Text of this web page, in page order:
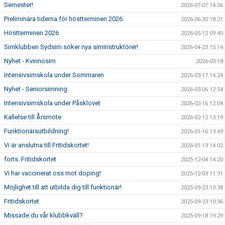
Semester! 2026-07-07 14:06
Preliminära tiderna för höstterminen 2026. 2026-06-30 18:21
Höstterminen 2026 2026-05-12 09:40
Simklubben Sydsim söker nya siminstruktörer! 2026-04-23 15:14
Nyhet - Kvinnosim 2026-03-18
Intensivsimskola under Sommaren 2026-03-17 14:24
Nyhet - Seniorsimning 2026-03-06 12:54
Intensivsimskola under Påsklovet 2026-02-16 12:04
Kallelse till Årsmöte 2026-02-12 13:19
Funktionärsutbildning! 2026-01-16 13:49
Vi är anslutna till Fritidskortet! 2026-01-13 14:02
forts. Fritidskortet 2025-12-04 14:20
Vi har vaccinerat oss mot doping! 2025-12-03 11:31
Möjlighet till att utbilda dig till funktionär! 2025-09-23 10:38
Fritidskortet 2025-09-23 10:36
Missade du vår klubbkväll? 2025-09-18 19:29